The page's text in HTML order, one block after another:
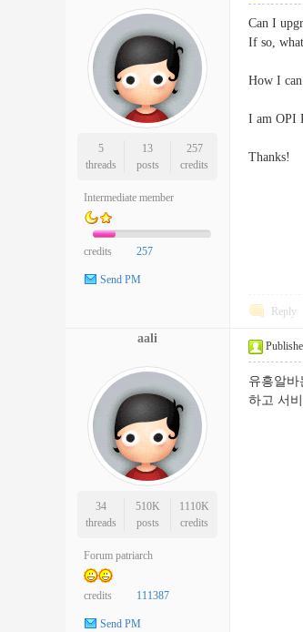
5
threads
13
posts
257
credits
Intermediate member
credits 257
Send PM
Can I
If so,
How I
I am OPI
Thanks!
Reply
aali
34
threads
510K
posts
1110K
credits
Forum patriarch
credits 111387
Send PM
유흥알
하고